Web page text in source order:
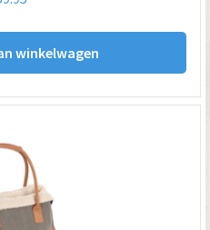
winkelwagen